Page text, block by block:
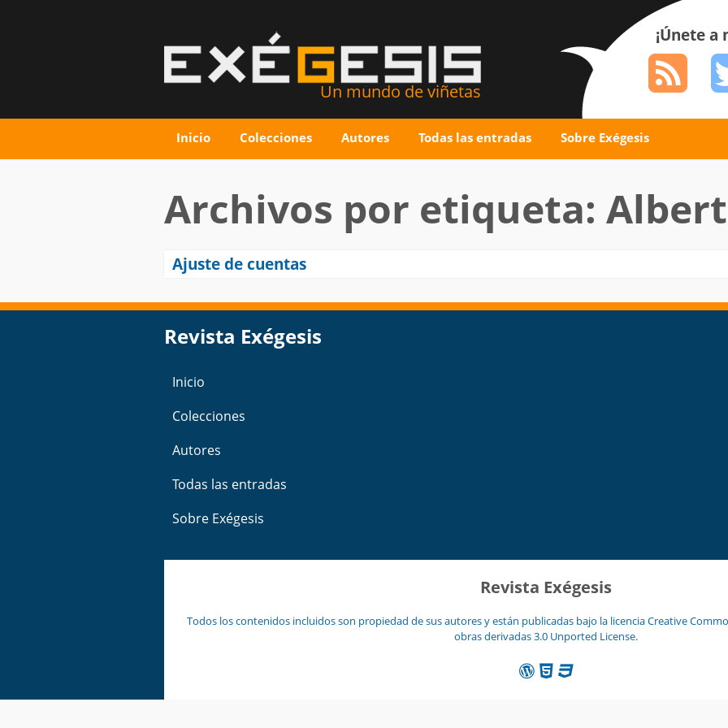
Un mundo de viñetas
¡Únete
Inicio Colecciones Autores Todas las entradas Sobre Exégesis
Archivos por etiqueta:
Ajuste de cuentas
Revista Exégesis
Inicio
Colecciones
Autores
Todas las entradas
Sobre Exégesis
Revista Exégesis
Todos los contenidos incluidos son propiedad de sus autores y están publicadas bajo la licenciaCreative
obras derivadas 3.0 Unported License.